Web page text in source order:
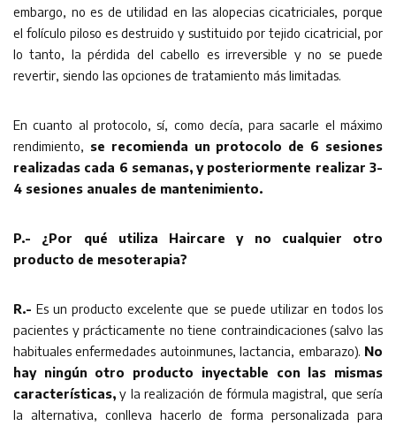
embargo, no es de utilidad en las alopecias cicatriciales, porque
el folículo piloso es destruido y sustituido por tejido cicatricial, por
lo tanto, la pérdida del cabello es irreversible y no se puede
revertir, siendo las opciones de tratamiento más limitadas.
En cuanto al protocolo, sí, como decía, para sacarle el máximo
rendimiento, se recomienda un protocolo de 6 sesiones
realizadas cada 6 semanas, y posteriormente realizar 3-
4 sesiones anuales de mantenimiento.
P.- ¿Por qué utiliza Haircare y no cualquier otro
producto de mesoterapia?
R.-Es un producto excelente que se puede utilizar en todos los
pacientes y prácticamente no tiene contraindicaciones (salvo las
habituales enfermedades autoinmunes, lactancia, embarazo). No
hay ningún otro producto inyectable con las mismas
características,y la realización de fórmula magistral, que sería
la alternativa, conlleva hacerlo de forma personalizada para